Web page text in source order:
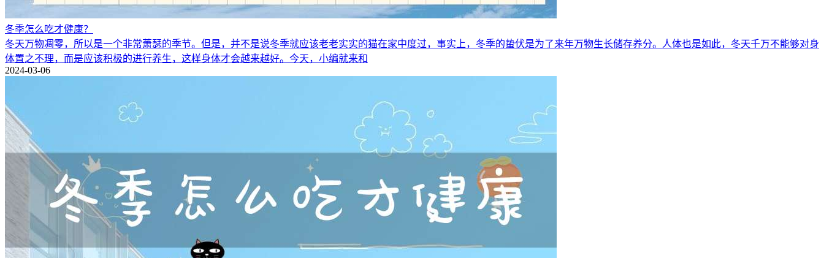
冬季怎么吃才健康？
冬天万物凋零，所以是一个非常萧瑟的季节。但是，并不是说冬季就应该老老实实的猫在家中度过，事实上，冬季的蛰伏是为了来年万物生长储存养分。人体也是如此，冬天千万不能够对身
体置之不理，而是应该积极的进行养生，这样身体才会越来越好。今天，小编就来和
2024-03-06